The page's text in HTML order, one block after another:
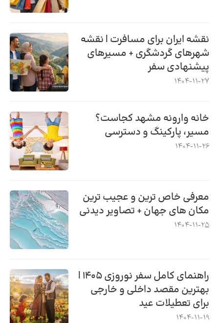
نقشه ایران برای مسافرت | نقشه
شهرهای گردشگری + مسیرهای
پیشنهادی سفر
1404-11-27
خانه وارونه مشهد کجاست؟
مسیر، پارکینگ و دسترسی
1404-11-26
معرفی خاص ترین و عجیب ترین
مکان های جهان + تصاویر دیدنی
1404-11-25
راهنمای کامل سفر نوروزی ۱۴۰۵ |
بهترین مقصد داخلی و خارجی
برای تعطیلات عید
1404-11-19